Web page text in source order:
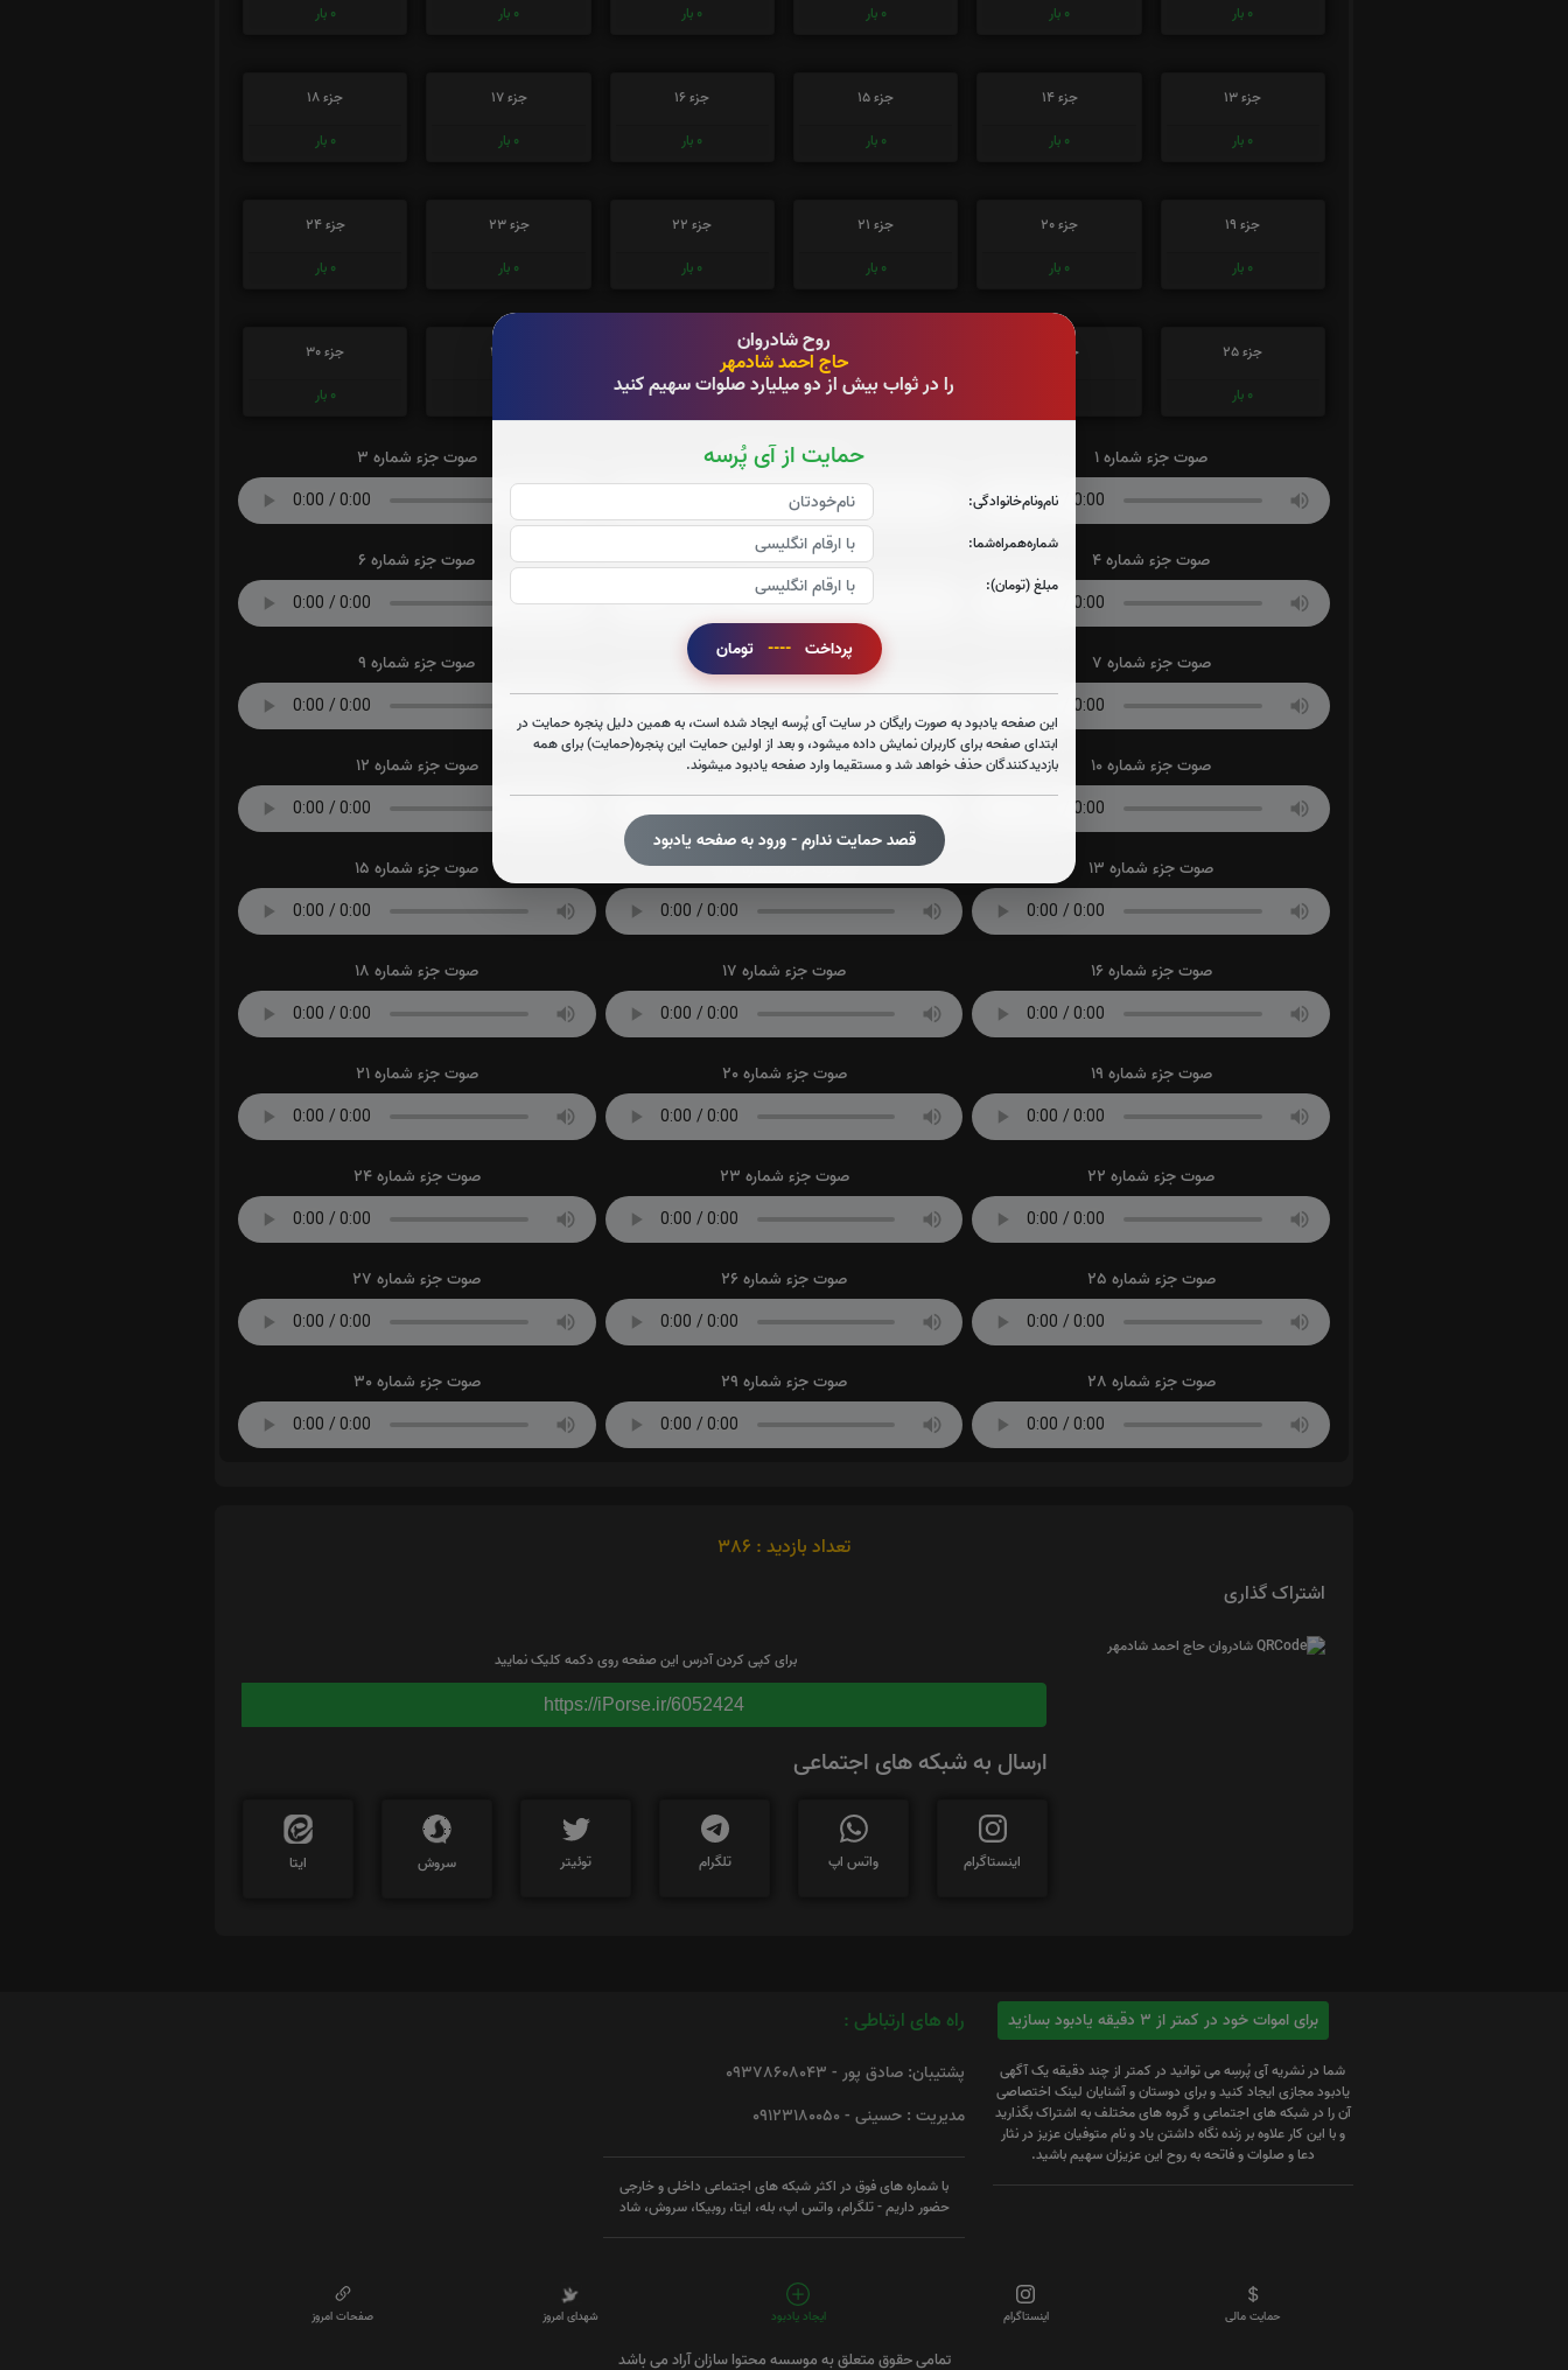
روح شادروان
حاج احمد شادمهر
را در ثواب بیش از دو میلیارد صلوات سهیم کنید
حمایت از آی پُرسه
نام‌و‌نام‌خانوادگی:
شماره‌همراه‌شما:
مبلغ (تومان):
پرداخت ---- تومان
این صفحه یادبود به صورت رایگان در سایت آی پُرسه ایجاد شده است، به همین دلیل پنجره حمایت در
ابتدای صفحه برای کاربران نمایش داده میشود، و بعد از اولین حمایت این پنجره(حمایت) برای همه
بازدیدکنندگان حذف خواهد شد و مستقیما وارد صفحه یادبود میشوند.
قصد حمایت ندارم - ورود به صفحه یادبود
0 بار
0 بار
0 بار
0 بار
0 بار
0 بار
جزء 13
0 بار
جزء 14
0 بار
جزء 15
0 بار
جزء 16
0 بار
جزء 17
0 بار
جزء 18
0 بار
جزء 19
0 بار
جزء 20
0 بار
جزء 21
0 بار
جزء 22
0 بار
جزء 23
0 بار
جزء 24
0 بار
جزء 25
0 بار
جزء 26
0 بار
0 بار
جزء 30
0 بار
صوت جزء شماره 1 صوت جزء شماره 2 صوت جزء شماره 3
صوت جزء شماره 4 صوت جزء شماره 5 صوت جزء شماره 6
صوت جزء شماره 7 صوت جزء شماره 8 صوت جزء شماره 9
صوت جزء شماره 10 صوت جزء شماره 11 صوت جزء شماره 12
صوت جزء شماره 13 صوت جزء شماره 14 صوت جزء شماره 15
صوت جزء شماره 16 صوت جزء شماره 17 صوت جزء شماره 18
صوت جزء شماره 19 صوت جزء شماره 20 صوت جزء شماره 21
صوت جزء شماره 22 صوت جزء شماره 23 صوت جزء شماره 24
صوت جزء شماره 25 صوت جزء شماره 26 صوت جزء شماره 27
صوت جزء شماره 28 صوت جزء شماره 29 صوت جزء شماره 30
تعداد بازدید : 386
اشتراک گذاری
برای کپی کردن آدرس این صفحه روی دکمه کلیک نمایید
https://iPorse.ir/6052424
ارسال به شبکه های اجتماعی
اینستاگرام واتس اپ تلگرام توئیتر سروش ایتا
برای اموات خود در کمتر از 3 دقیقه یادبود بسازید
شما در نشریه آی پُرسِه می توانید در کمتر از چند دقیقه یک آگهی
یادبود مجازی ایجاد کنید و برای دوستان و آشنایان لینک اختصاصی
آن را در شبکه های اجتماعی و گروه های مختلف به اشتراک بگذارید
و با این کار علاوه بر زنده نگاه داشتن یاد و نام متوفیان عزیز در نثار
دعا و صلوات و فاتحه به روح این عزیزان سهیم باشید.
راه های ارتباطی :
پشتیبان: صادق پور - 09378608043
مدیریت : حسینی - 09123180050
با شماره های فوق در اکثر شبکه های اجتماعی داخلی و خارجی
حضور داریم - تلگرام، واتس اپ، بله، ایتا، روبیکا، سروش، شاد
حمایت مالی اینستاگرام ایجاد یادبود شهدای امروز صفحات امروز
تمامی حقوق متعلق به موسسه محتوا سازان آراد می باشد